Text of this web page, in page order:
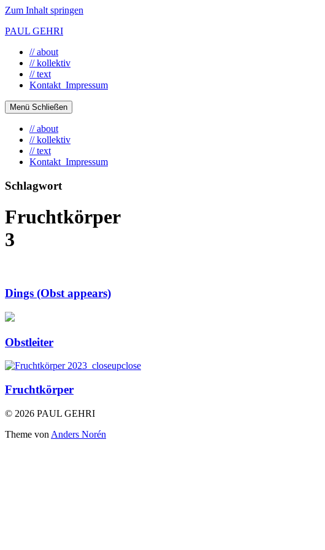
Zum Inhalt springen
PAUL GEHRI
// about
// kollektiv
// text
Kontakt_Impressum
Menü Schließen
// about
// kollektiv
// text
Kontakt_Impressum
Schlagwort
Fruchtkörper
3
Dings (Obst appears)
Obstleiter
Fruchtkörper
© 2026 PAUL GEHRI
Theme von Anders Norén